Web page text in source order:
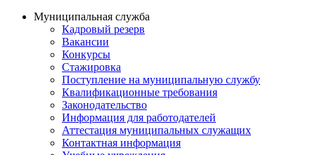
Муниципальная служба
Кадровый резерв
Вакансии
Конкурсы
Стажировка
Поступление на муниципальную службу
Квалификационные требования
Законодательство
Информация для работодателей
Аттестация муниципальных служащих
Контактная информация